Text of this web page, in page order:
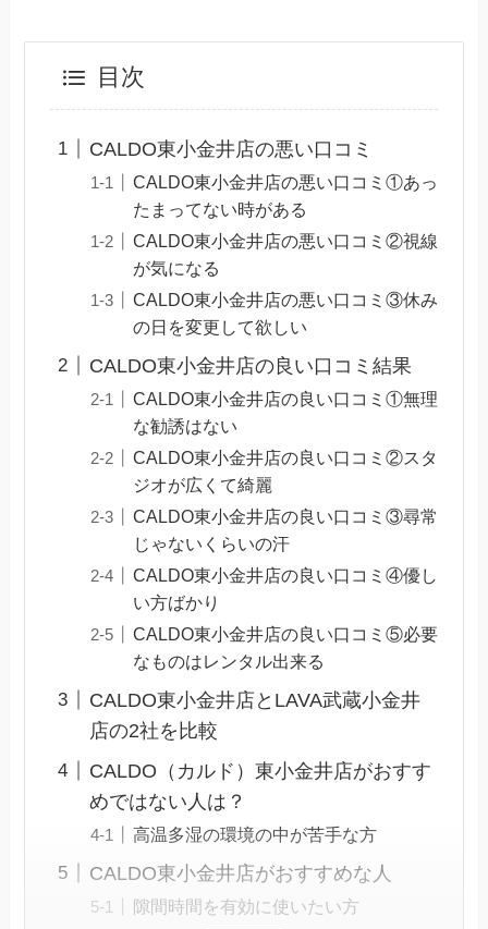
目次
CALDO東小金井店の悪い口コミ
CALDO東小金井店の悪い口コミ①あっ
たまってない時がある
CALDO東小金井店の悪い口コミ②視線
が気になる
CALDO東小金井店の悪い口コミ③休み
の日を変更して欲しい
CALDO東小金井店の良い口コミ結果
CALDO東小金井店の良い口コミ①無理
な勧誘はない
CALDO東小金井店の良い口コミ②スタ
ジオが広くて綺麗
CALDO東小金井店の良い口コミ③尋常
じゃないくらいの汗
CALDO東小金井店の良い口コミ④優し
い方ばかり
CALDO東小金井店の良い口コミ⑤必要
なものはレンタル出来る
CALDO東小金井店とLAVA武蔵小金井
店の2社を比較
CALDO（カルド）東小金井店がおすす
めではない人は？
高温多湿の環境の中が苦手な方
CALDO東小金井店がおすすめな人
隙間時間を有効に使いたい方